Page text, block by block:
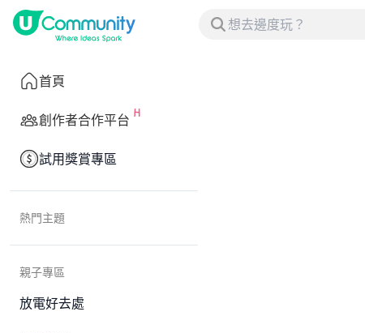
首頁
創作者合作平台
試用獎賞專區
熱門主題
親子專區
放電好去處